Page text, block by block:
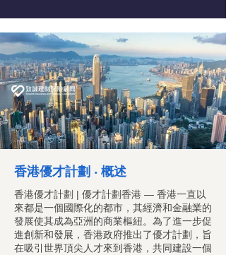
香港優才計劃 ‧ 概述
香港優才計劃 | 優才計劃香港 — 香港一直以
來都是一個國際化的都市，其經濟和金融業的
發展使其成為亞洲的商業樞紐。為了進一步促
進創新和發展，香港政府推出了優才計劃，旨
在吸引世界頂尖人才來到香港，共同建設一個